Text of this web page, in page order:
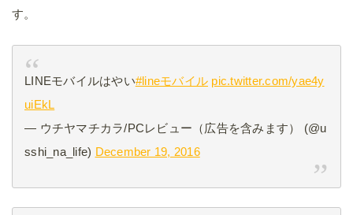
す。
LINEモバイルはやい#lineモバイル pic.twitter.com/yae4y
uiEkL
— ウチヤマチカラ/PCレビュー（広告を含みます） (@u
sshi_na_life) December 19, 2016